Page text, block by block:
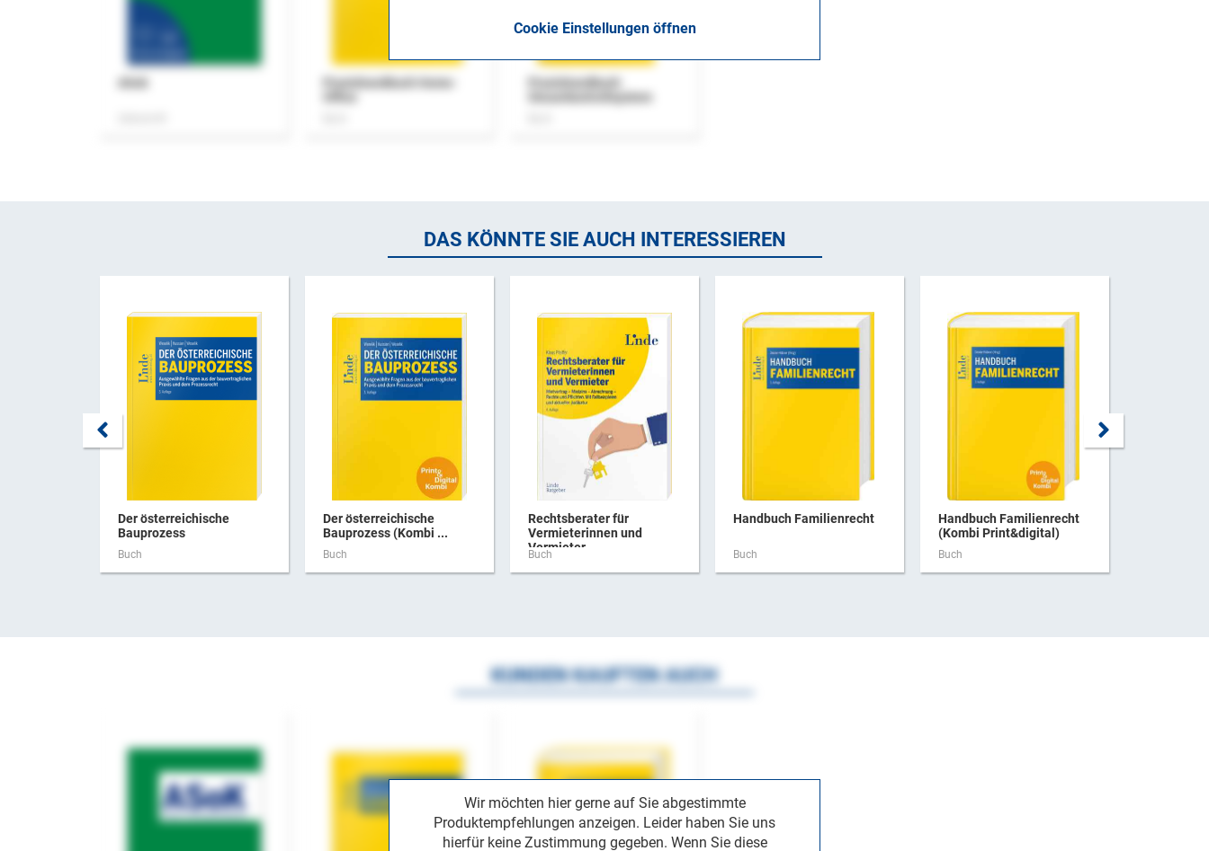
Cookie Einstellungen öffnen
Praxishandbuch Home-
Praxishandbuch
DAS KÖNNTE SIE AUCH INTERESSIEREN
Der österreichische
Bauprozess
Buch
Der österreichische
Bauprozess (Kombi ...
Buch
Rechtsberater für
Vermieterinnen und
Vermieter
Buch
Handbuch Familienrecht
Buch
Handbuch Familienrecht
(Kombi Print&digital)
Buch
Wir möchten hier gerne auf Sie abgestimmte
Produktempfehlungen anzeigen. Leider haben Sie uns
hierfür keine Zustimmung gegeben. Wenn Sie diese
KUNDEN KAUFTEN AUCH